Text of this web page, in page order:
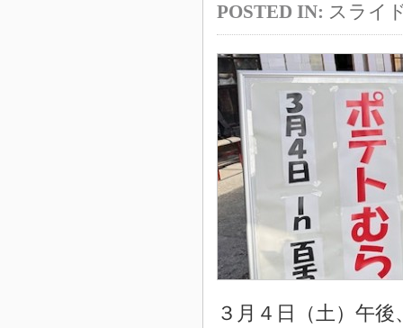
POSTED IN: スライ
３月４日（土）午